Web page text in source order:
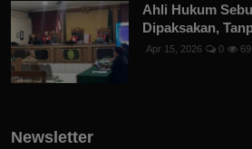
Ahli Hukum
Dipaksakan,
Apr 15, 2026 0 69
Newsletter